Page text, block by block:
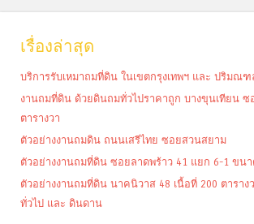
เรื่องล่าสุด
บริการรับเหมาถมที่ดิน ในเขตกรุงเทพฯ และ ปริมณฑ
งานถมที่ดิน ด้วยดินถมทั่วไปราคาถูก บางขุนเทียน ซ
ตารางวา
ตัวอย่างงานถมดิน ถนนเสรีไทย ซอยสวนสยาม
ตัวอย่างงานถมที่ดิน ซอยลาดพร้าว 41 แยก 6-1 ขนา
ตัวอย่างงานถมที่ดิน นาคนิวาส 48 เนื้อที่ 200 ตารา
ทั่วไป และ ดินดาน